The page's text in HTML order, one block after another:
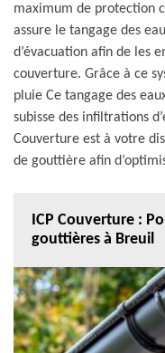
maximum de protection
assure le tangage des
d’évacuation afin de les
couverture. Grâce à ce
pluie Ce tangage des
subisse des infiltrations
Couverture est à votre
de gouttière afin
ICP Couverture :
gouttières à Breuil